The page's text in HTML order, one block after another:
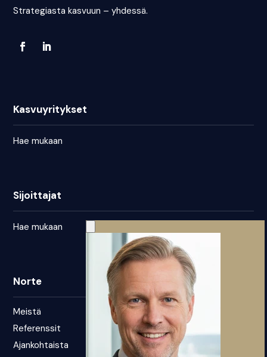
Strategiasta kasvuun – yhdessä.
Kasvuyritykset
Hae mukaan
Sijoittajat
Hae mukaan
Norte
Meistä
Referenssit
Ajankohtaista